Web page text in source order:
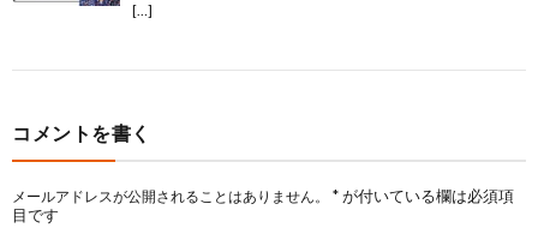
[…]
コメントを書く
メールアドレスが公開されることはありません。 *が付いている欄は必須項
目です